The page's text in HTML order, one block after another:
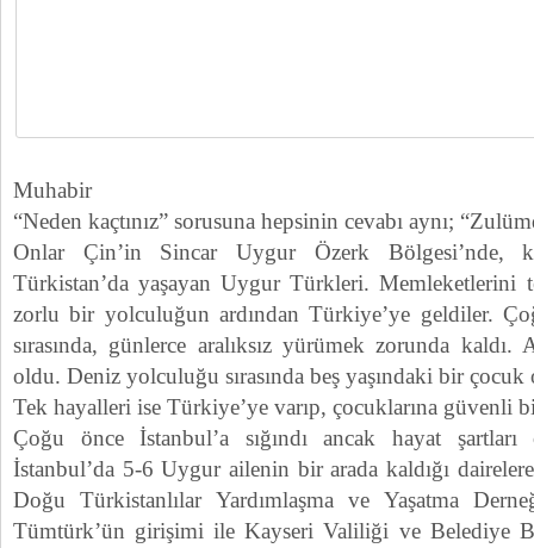
Muhabir
“Neden kaçtınız” sorusuna hepsinin cevabı aynı;
Onlar Çin’in Sincar Uygur Özerk Bölgesi’nde,
Türkistan’da yaşayan Uygur Türkleri. Memleketlerini
zorlu bir yolculuğun ardından Türkiye’ye geldiler.
sırasında, günlerce aralıksız yürümek zorunda
oldu. Deniz yolculuğu sırasında beş yaşındaki bir
Tek hayalleri ise Türkiye’ye varıp, çocuklarına güvenli
Çoğu önce İstanbul’a sığındı ancak hayat
İstanbul’da 5-6 Uygur ailenin bir arada kaldığı
Doğu Türkistanlılar Yardımlaşma ve Yaşatma
Tümtürk’ün girişimi ile Kayseri Valiliği ve Belediye